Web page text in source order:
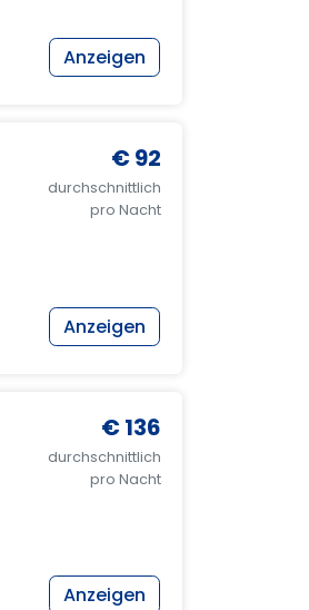
Anzeigen
€ 92
durchschnittlich
pro Nacht
Anzeigen
€ 136
durchschnittlich
pro Nacht
Anzeigen